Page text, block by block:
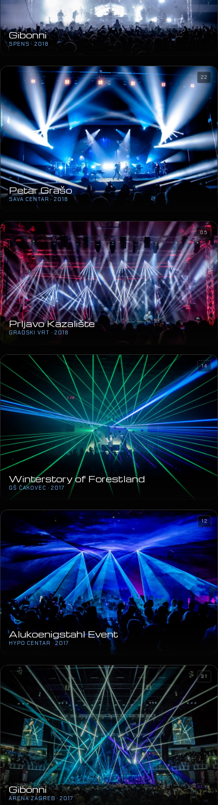
Gibonni
SPENS · 2018
Petar Grašo
SAVA CENTAR · 2018
22
Prljavo Kazalište
GRADSKI VRT · 2018
05
Winterstory of Forestland
GŠ ČAKOVEC · 2017
14
Alukoenigstahl Event
HYPO CENTAR · 2017
12
Gibonni
ARENA ZAGREB · 2017
31